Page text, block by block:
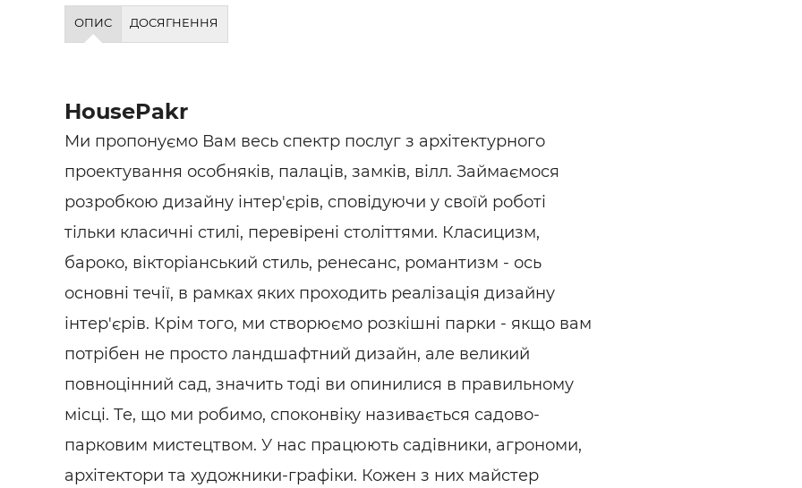
ОПИС ДОСЯГНЕННЯ
HousePakr
Ми пропонуємо Вам весь спектр послуг з архітектурного
проектування особняків, палаців, замків, вілл. Займаємося
розробкою дизайну інтер'єрів, сповідуючи у своїй роботі
тільки класичні стилі, перевірені століттями. Класицизм,
бароко, вікторіанський стиль, ренесанс, романтизм - ось
основні течії, в рамках яких проходить реалізація дизайну
інтер'єрів. Крім того, ми створюємо розкішні парки - якщо вам
потрібен не просто ландшафтний дизайн, але великий
повноцінний сад, значить тоді ви опинилися в правильному
місці. Те, що ми робимо, споконвіку називається садово-
парковим мистецтвом. У нас працюють садівники, агрономи,
архітектори та художники-графіки. Кожен з них майстер